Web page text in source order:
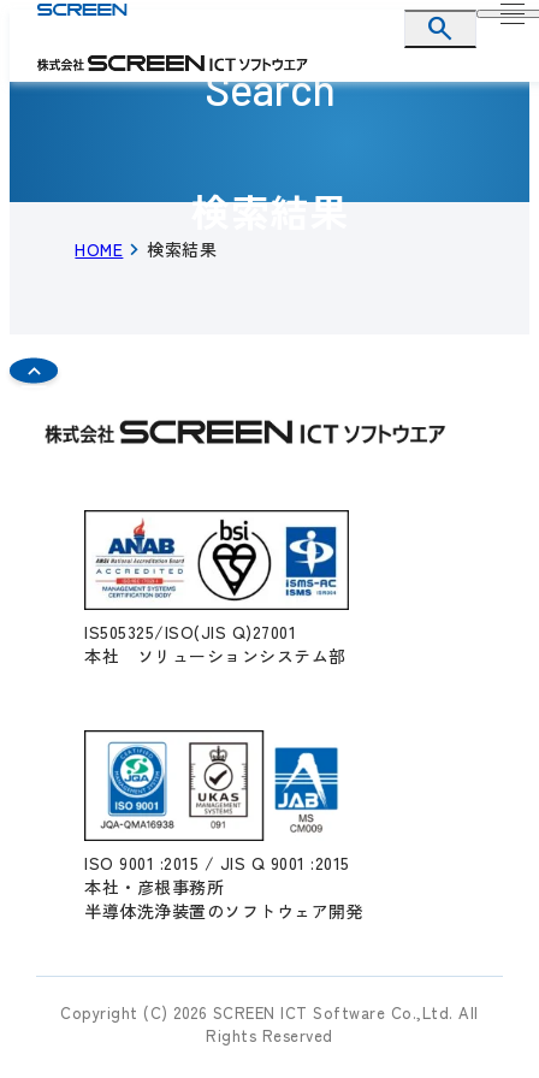
search
検索結果
Search
HOME 検索結果
IS505325/ISO(JIS Q)27001
本社 ソリューションシステム部
ISO 9001 :2015 / JIS Q 9001 :2015
本社・彦根事務所
半導体洗浄装置のソフトウェア開発
Copyright (C) 2026 SCREEN ICT Software Co.,Ltd. All
Rights Reserved